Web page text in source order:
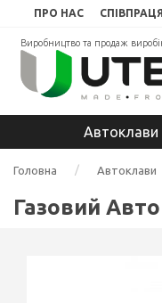
ПРО НАС СПІВПРАЦЯ
Виробництво та продаж
Автоклави
Головна Автоклави
Газовий